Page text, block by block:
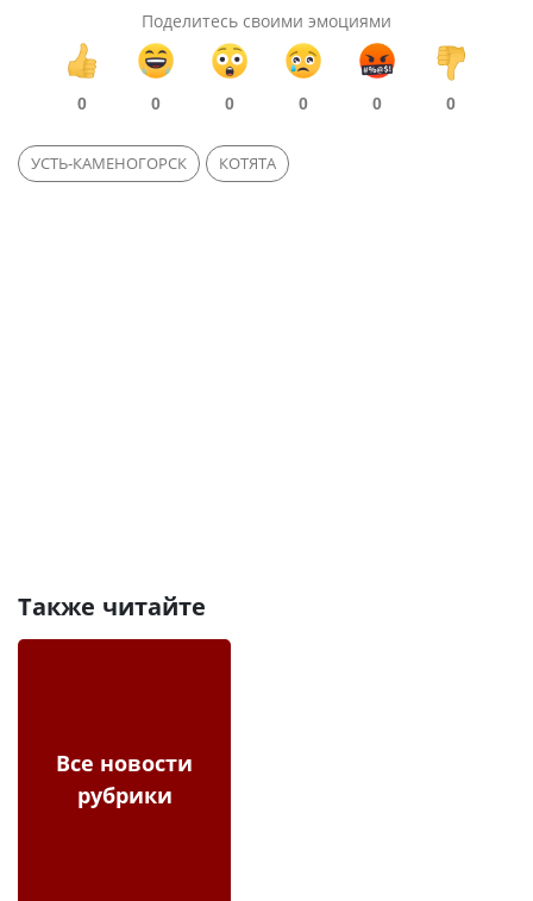
Поделитесь своими эмоциями
0 0 0 0 0 0
УСТЬ-КАМЕНОГОРСК КОТЯТА
Также читайте
Все новости
рубрики